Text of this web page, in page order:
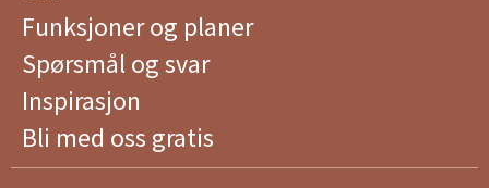
Funksjoner og planer
Spørsmål og svar
Inspirasjon
Bli med oss ​​gratis